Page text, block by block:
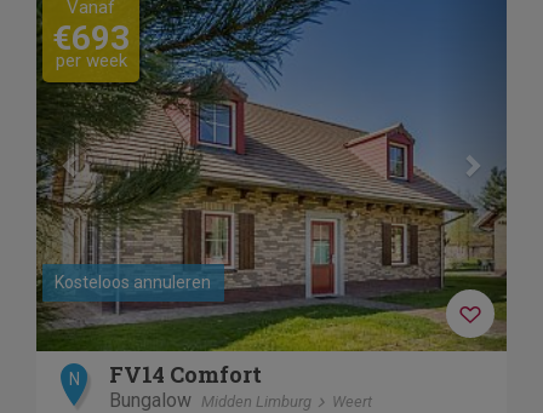
Kosteloos annuleren
Vanaf
€693
per week
N FV14 Comfort
Bungalow Midden Limburg Weert